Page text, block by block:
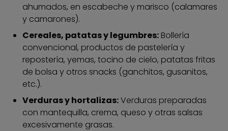
ahumados, en escabeche y marisco (calamares
y camarones).
Cereales, patatas y legumbres: Bollería
convencional, productos de pastelería y
repostería, yemas, tocino de cielo, patatas fritas
de bolsa y otros snacks (ganchitos, gusanitos,
etc.).
Verduras y hortalizas:Verduras preparadas
con mantequilla, crema, queso y otras salsas
excesivamente grasas.